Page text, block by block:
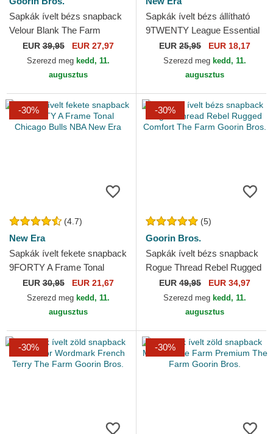
Sapkák ívelt bézs snapback
Velour Blank The Farm
Goorin Bros.
EUR39,95 EUR 27,97
Szerezd meg kedd, 11.
augusztus
Sapkák ívelt bézs állítható
9TWENTY League Essential
Los Angeles Dodgers MLB
New Era
EUR 25,95 EUR 18,17
Szerezd meg kedd, 11.
augusztus
-30%
(4.7)
New Era
Sapkák ívelt fekete snapback
9FORTY A Frame Tonal
Chicago Bulls NBA New Era
EUR30,95 EUR 21,67
Szerezd meg kedd, 11.
augusztus
-30%
(5)
Goorin Bros.
Sapkák ívelt bézs snapback
Rogue Thread Rebel Rugged
Comfort The Farm Goorin
Bros.
EUR 49,95 EUR 34,97
Szerezd meg kedd, 11.
augusztus
-30% -30%